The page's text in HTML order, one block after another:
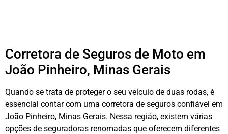
Corretora de Seguros de Moto em
João Pinheiro, Minas Gerais
Quando se trata de proteger o seu veículo de duas rodas, é
essencial contar com uma corretora de seguros confiável em
João Pinheiro, Minas Gerais. Nessa região, existem várias
opções de seguradoras renomadas que oferecem diferentes